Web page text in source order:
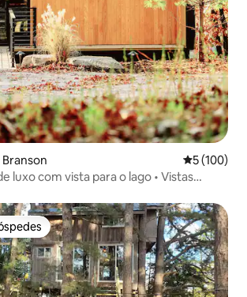
Branson 5 de uma
5 (100)
luxo com vista para o lago • Vistas